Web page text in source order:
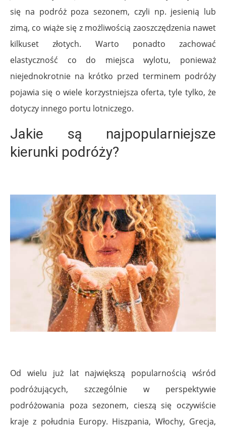
się na podróż poza sezonem, czyli np. jesienią lub
zimą, co wiąże się z możliwością zaoszczędzenia nawet
kilkuset złotych. Warto ponadto zachować
elastyczność co do miejsca wylotu, ponieważ
niejednokrotnie na krótko przed terminem podróży
pojawia się o wiele korzystniejsza oferta, tyle tylko, że
dotyczy innego portu lotniczego.
Jakie są najpopularniejsze
kierunki podróży?
Od wielu już lat największą popularnością wśród
podróżujących, szczególnie w perspektywie
podróżowania poza sezonem, cieszą się oczywiście
kraje z południa Europy. Hiszpania, Włochy, Grecja,